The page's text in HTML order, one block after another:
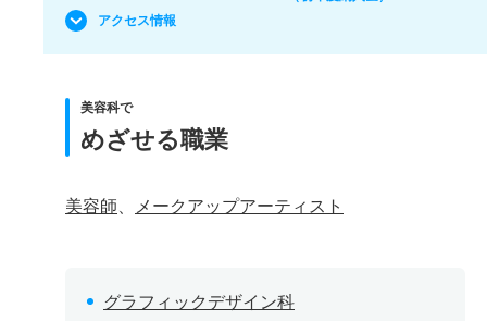
アクセス情報
美容科で
めざせる職業
美容師 メークアップアーティスト
グラフィックデザイン科